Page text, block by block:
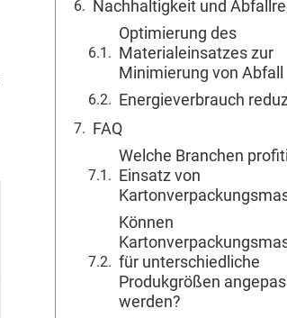
Nachhaltigkeit und
Optimierung des
Materialeinsatzes zur
Minimierung von Abfall
Energieverbrauch
FAQ
Welche Branchen
Einsatz von
Können
für unterschiedliche
Produkgrößen
werden?